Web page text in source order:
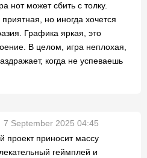
нот может сбить с толку.
но иногда хочется
Графика яркая, это
В целом, игра неплохая,
когда не успеваешь
7 September 2025 04:45
проект приносит массу
геймплей и